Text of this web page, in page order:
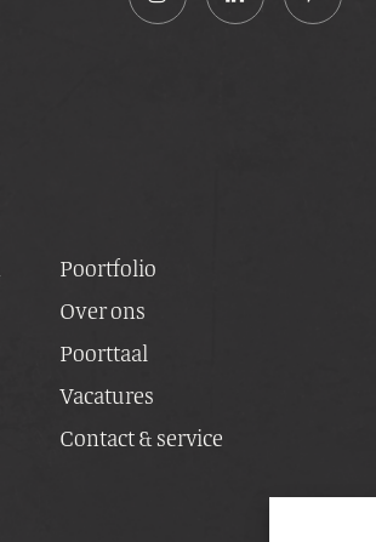
Poortfolio
Over ons
Poorttaal
Vacatures
Contact & service